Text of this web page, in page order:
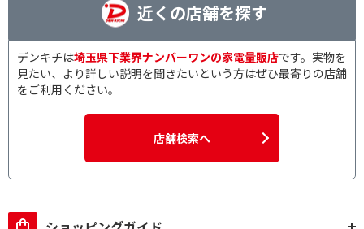
近くの店舗を探す
デンキチは埼玉県下業界ナンバーワンの家電量販店です。実物を
見たい、より詳しい説明を聞きたいという方はぜひ最寄りの店舗
をご利用ください。
店舗検索へ